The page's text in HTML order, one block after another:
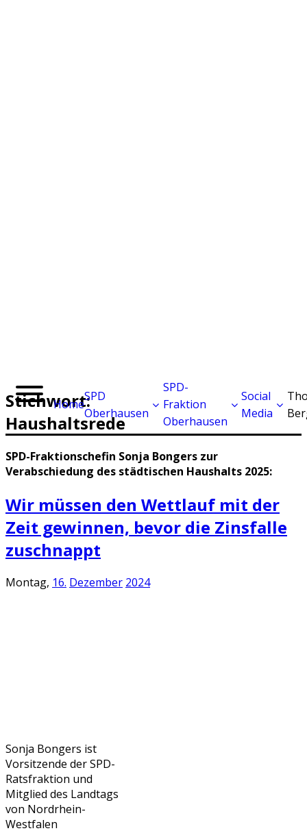
Home
SPD
Oberhausen
SPD-
Fraktion
Oberhausen
Social
Media
Stichwort:
Haushaltsrede
SPD-Fraktionschefin Sonja Bongers zur
Verabschiedung des städtischen Haushalts 2025:
Wir müssen den Wettlauf mit der
Zeit gewinnen, bevor die Zinsfalle
zuschnappt
Montag, 16. Dezember 2024
Sonja Bongers ist
Vorsitzende der SPD-
Ratsfraktion und
Mitglied des Landtags
von Nordrhein-
Westfalen